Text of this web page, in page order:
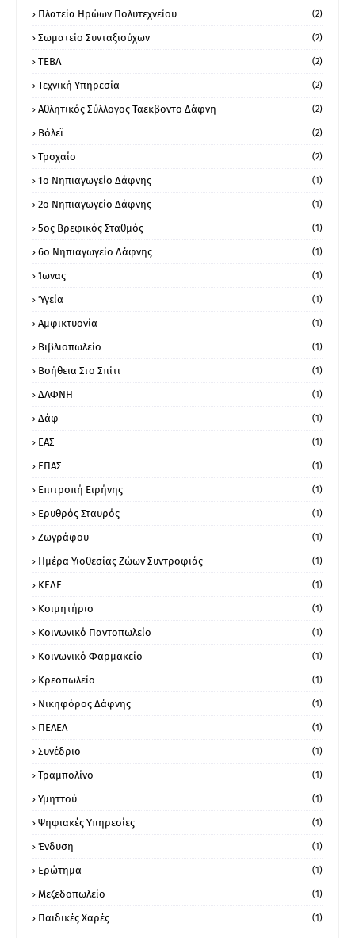
Πλατεία Ηρώων Πολυτεχνείου (2)
Σωματείο Συνταξιούχων (2)
ΤΕΒΑ (2)
Τεχνική Υπηρεσία (2)
Αθλητικός Σύλλογος Ταεκβοντο Δάφνη (2)
Βόλεϊ (2)
Τροχαίο (2)
1ο Νηπιαγωγείο Δάφνης (1)
2ο Νηπιαγωγείο Δάφνης (1)
5ος Βρεφικός Σταθμός (1)
6ο Νηπιαγωγείο Δάφνης (1)
Ίωνας (1)
Ύγεία (1)
Αμφικτυονία (1)
Βιβλιοπωλείο (1)
Βοήθεια Στο Σπίτι (1)
ΔΑΦΝΗ (1)
Δάφ (1)
ΕΑΣ (1)
ΕΠΑΣ (1)
Επιτροπή Ειρήνης (1)
Ερυθρός Σταυρός (1)
Ζωγράφου (1)
Ημέρα Υιοθεσίας Ζώων Συντροφιάς (1)
ΚΕΔΕ (1)
Κοιμητήριο (1)
Κοινωνικό Παντοπωλείο (1)
Κοινωνικό Φαρμακείο (1)
Κρεοπωλείο (1)
Νικηφόρος Δάφνης (1)
ΠΕΑΕΑ (1)
Συνέδριο (1)
Τραμπολίνο (1)
Υμηττού (1)
Ψηφιακές Υπηρεσίες (1)
Ένδυση (1)
Ερώτημα (1)
Μεζεδοπωλείο (1)
Παιδικές Χαρές (1)